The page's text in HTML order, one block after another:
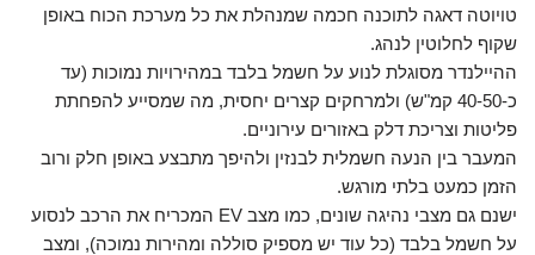
טויוטה דאגה לתוכנה חכמה שמנהלת את כל מערכת הכוח באופן
שקוף לחלוטין לנהג.
ההיילנדר מסוגלת לנוע על חשמל בלבד במהירויות נמוכות (עד
כ-40-50 קמ"ש) ולמרחקים קצרים יחסית, מה שמסייע להפחתת
פליטות וצריכת דלק באזורים עירוניים.
המעבר בין הנעה חשמלית לבנזין ולהיפך מתבצע באופן חלק ורוב
הזמן כמעט בלתי מורגש.
ישנם גם מצבי נהיגה שונים, כמו מצב EV המכריח את הרכב לנסוע
על חשמל בלבד (כל עוד יש מספיק סוללה ומהירות נמוכה), ומצב